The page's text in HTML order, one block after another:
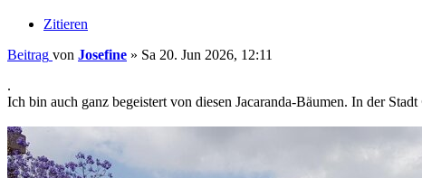
Zitieren
Beitrag von Josefine » Sa 20. Jun 2026, 12:11
.
Ich bin auch ganz begeistert von diesen Jacaranda-Bäumen. In der Stadt